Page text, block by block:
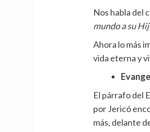
Nos habla del
mundo a su
Ahora lo más
vida eterna y
El párrafo del
por Jericó
más, delante